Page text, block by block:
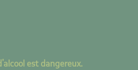
est dangereux.